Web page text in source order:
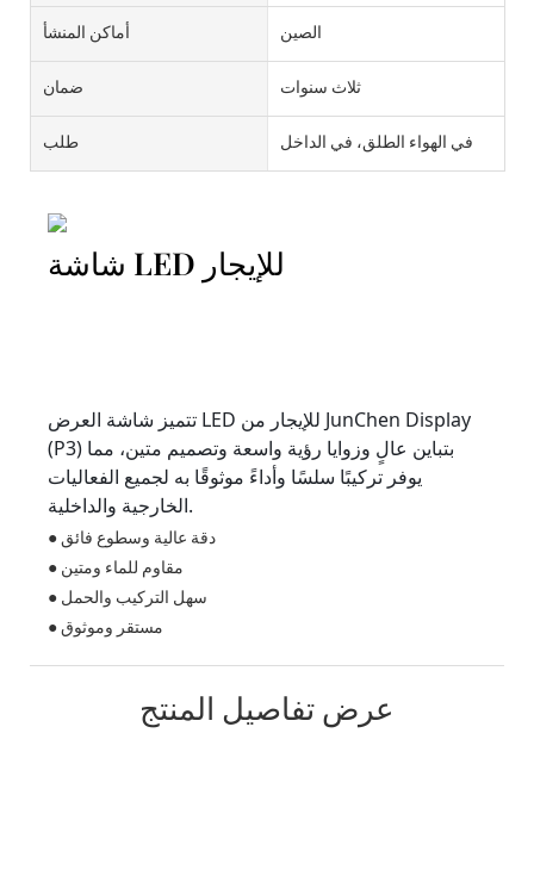
أماكن المنشأ
الصين
ضمان
ثلاث سنوات
طلب
في الهواء الطلق، في الداخل
شاشة LED للإيجار
تتميز شاشة العرض LED للإيجار من JunChen Display
(P3) بتباين عالٍ وزوايا رؤية واسعة وتصميم متين، مما
يوفر تركيبًا سلسًا وأداءً موثوقًا به لجميع الفعاليات
الخارجية والداخلية.
● دقة عالية وسطوع فائق
● مقاوم للماء ومتين
● سهل التركيب والحمل
● مستقر وموثوق
عرض تفاصيل المنتج